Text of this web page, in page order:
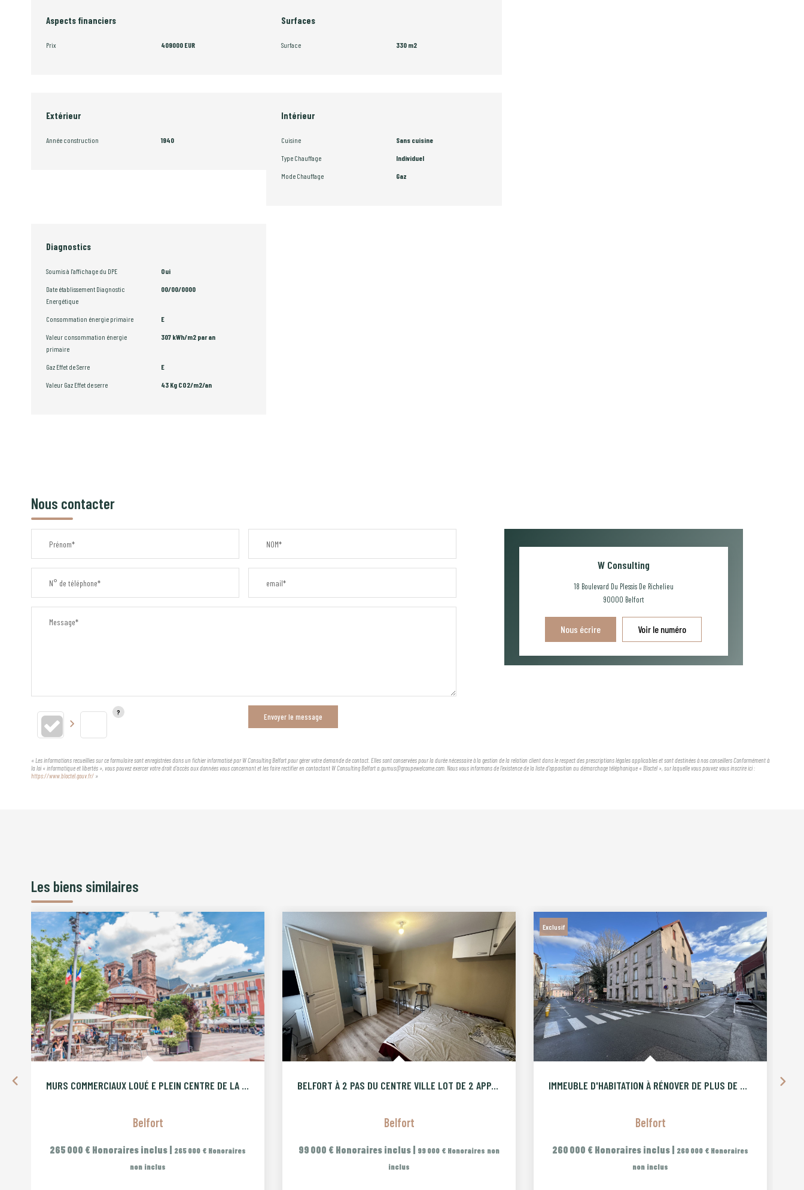
Aspects financiers
Prix 409000 EUR
Surfaces
Surface 330 m2
Extérieur
Année construction 1940
Intérieur
Cuisine Sans cuisine
Type Chauffage Individuel
Mode Chauffage Gaz
Diagnostics
Soumis à l'affichage du DPE Oui
Date établissement Diagnostic
Energétique
00/00/0000
Consommation énergie primaire E
Valeur consommation énergie
primaire
307 kWh/m2 par an
Gaz Effet de Serre E
Valeur Gaz Effet de serre 43 Kg CO2/m2/an
Nous contacter
Prénom* NOM*
N° de téléphone* email*
Message*
Envoyer le message
W Consulting
18 Boulevard Du Plessis De Richelieu
90000 Belfort
Nous écrire Voir le numéro
« Les informations recueillies sur ce formulaire sont enregistrées dans un fichier informatisé par W Consulting Belfort pour gérer votre demande de contact. Elles sont conservées pour la durée nécessaire à la gestion de la relation client dans le respect des prescriptions légales applicables et sont destinées à nos conseillers Conformément à
la loi « informatique et libertés », vous pouvez exercer votre droit d'accès aux données vous concernant et les faire rectifier en contactant W Consulting Belfort a.gumus@groupewelcome.com. Nous vous informons de l'existence de la liste d'opposition au démarchage téléphonique « Bloctel », sur laquelle vous pouvez vous inscrire ici :
https://www.bloctel.gouv.fr/ »
Les biens similaires
MURS COMMERCIAUX LOUÉ E PLEIN CENTRE DE LA VIEILLE VILLE DE
Belfort
265 000 € Honoraires inclus | 265 000 € Honoraires
non inclus
BELFORT À 2 PAS DU CENTRE VILLE LOT DE 2 APPARTEMENTS
Belfort
99 000 € Honoraires inclus | 99 000 € Honoraires non
inclus
Exclusif
IMMEUBLE D'HABITATION À RÉNOVER DE PLUS DE 400 M2 PROCHE CE
Belfort
260 000 € Honoraires inclus | 260 000 € Honoraires
non inclus